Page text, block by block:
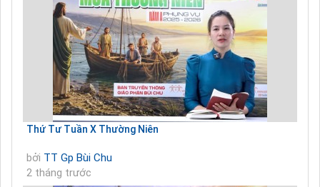
Thứ Tư Tuần X Thường Niên
bởi TT Gp Bùi Chu
2 tháng trước